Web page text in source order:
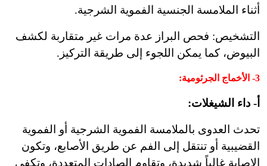
أثناء الملامسة الجنسية الفموية الشرجية.
التشخيص: فحص البراز عدة مرات غير متقاربة لكشف
البيوض، كما يمكن اللجوء إلى طريقة التركيز.
3- الأخماج الجرثومية:
أ- داء الشيغلات:
تحدث العدوى بالملامسة الفموية الشرجية أو الفموية
القضيبية أو تنتقل إلى الفم عن طريق الأصابع، وتكون
الإصابة غالباً شديدة، وتقاوم الصادات المتعددة، وتكفي